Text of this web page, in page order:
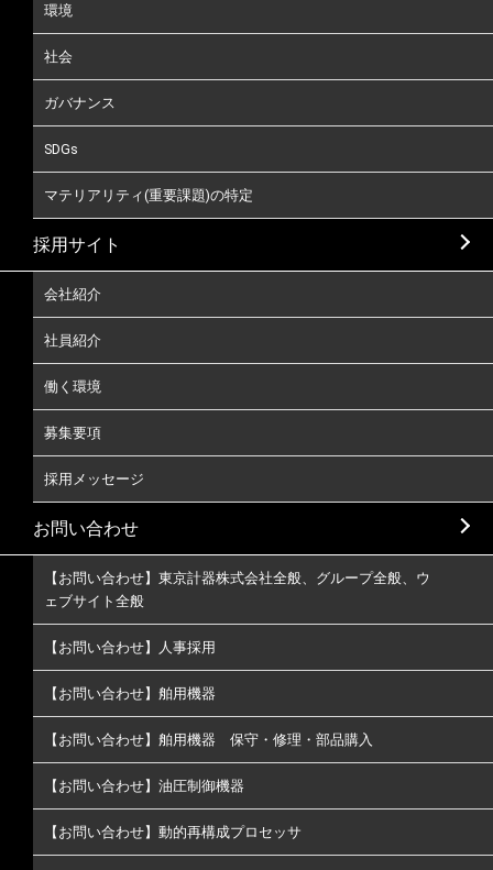
環境
社会
ガバナンス
SDGs
マテリアリティ(重要課題)の特定
採用サイト
会社紹介
社員紹介
働く環境
募集要項
採用メッセージ
お問い合わせ
【お問い合わせ】東京計器株式会社全般、グループ全般、ウ
ェブサイト全般
【お問い合わせ】人事採用
【お問い合わせ】舶用機器
【お問い合わせ】舶用機器 保守・修理・部品購入
【お問い合わせ】油圧制御機器
【お問い合わせ】動的再構成プロセッサ